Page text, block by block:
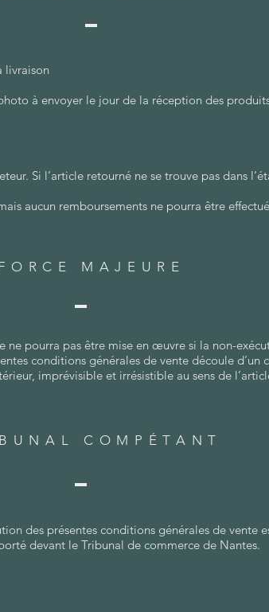
livraison
à envoyer le jour de la réception des
Si l’article retourné ne se trouve pas dans
aucun remboursements ne pourra être
MAJEURE
pourra pas être mise en œuvre si la non-
conditions générales de vente découle d’un
imprévisible et irrésistible au sens de
COMPÉTANT
des présentes conditions générales de vente
devant le Tribunal de commerce de Nantes.